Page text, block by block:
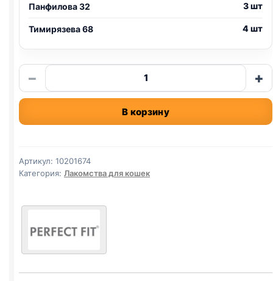
Панфилова 32 3 шт
Тимирязева 68 4 шт
−
Количество
товара
Perfect
лак.
50г
+
В корзину
Артикул: 10201674
Категория: Лакомства для кошек